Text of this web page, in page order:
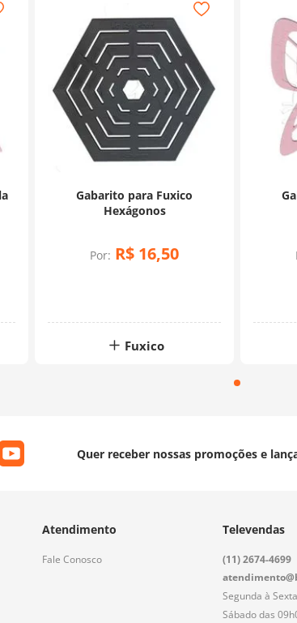
Gabarito para Fuxico
Hexágonos
Por: R$ 16,50
Fuxico
Quer receber nossas promoções e
Atendimento
Fale Conosco
Televendas
(11) 2674-4699
Segunda à
Sábado das